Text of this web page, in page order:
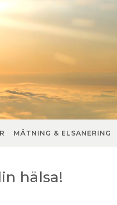
MÄTNING & ELSANERING
hälsa!